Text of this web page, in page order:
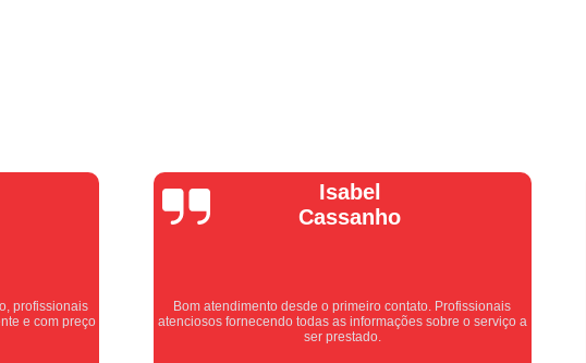
Motor de Portão Basculante
Motor de
Motor de Portão de Levantar
Motor
Motor de Portão em Sp
Motor de
Motor de Portão Rápido
Profissionais
o serviço a
Vera Maria
Equipe nota 10, trabalho rápido com excelência , super
organizados. Super indico.